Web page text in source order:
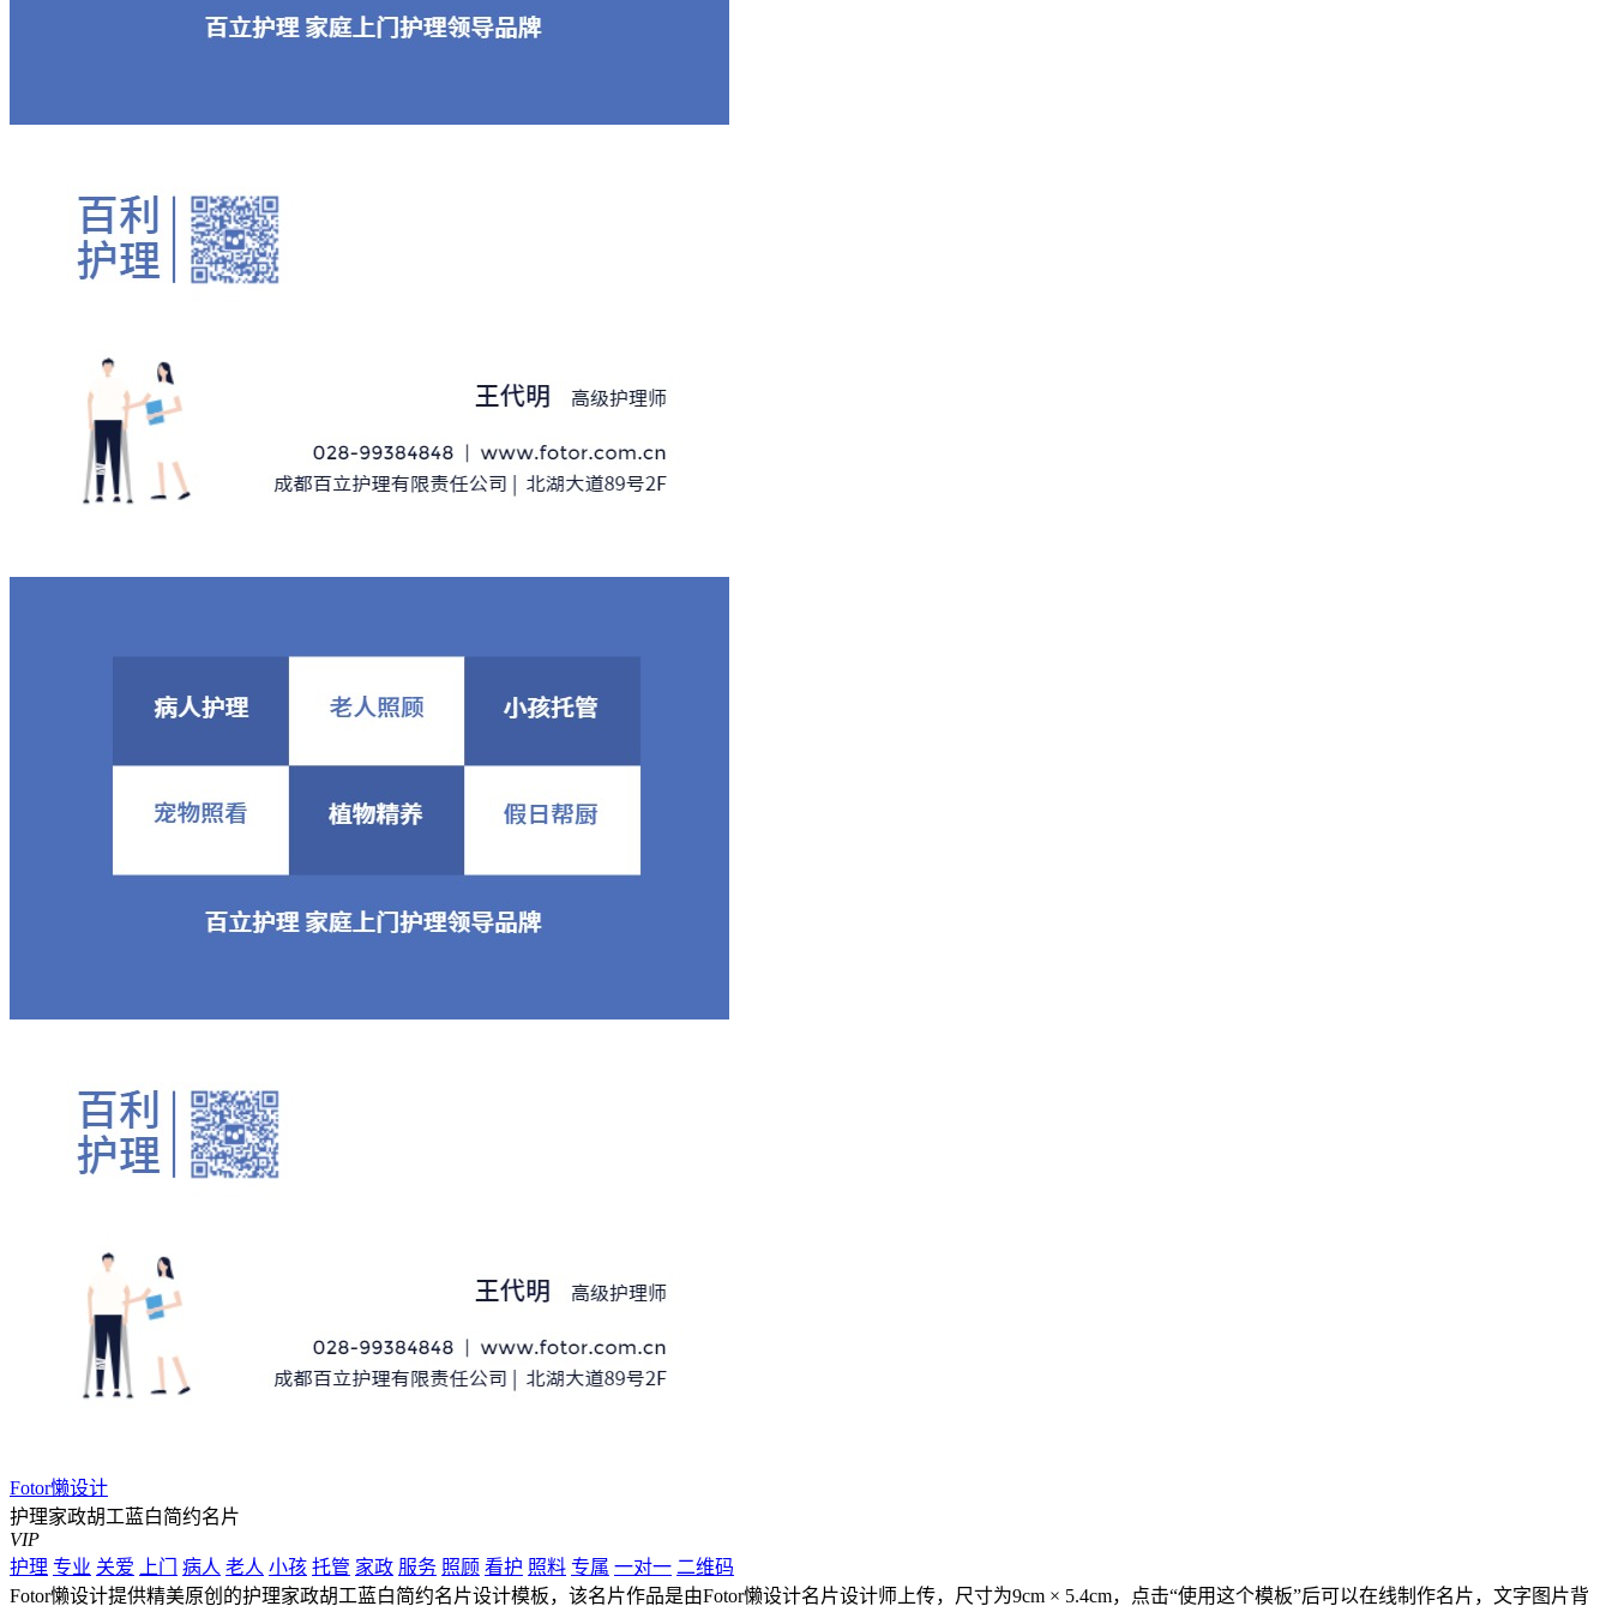
Fotor懒设计
护理家政胡工蓝白简约名片
VIP
护理 专业 关爱 上门 病人 老人 小孩 托管 家政 服务 照顾 看护 照料 专属 一对一 二维码
Fotor懒设计提供精美原创的护理家政胡工蓝白简约名片设计模板，该名片作品是由Fotor懒设计名片设计师上传，尺寸为9cm × 5.4cm，点击“使用这个模板”后可以在线制作名片，文字图片背